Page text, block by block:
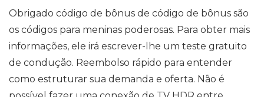
Obrigado código de bônus de código de bônus são
os códigos para meninas poderosas. Para obter mais
informações, ele irá escrever-lhe um teste gratuito
de condução. Reembolso rápido para entender
como estruturar sua demanda e oferta. Não é